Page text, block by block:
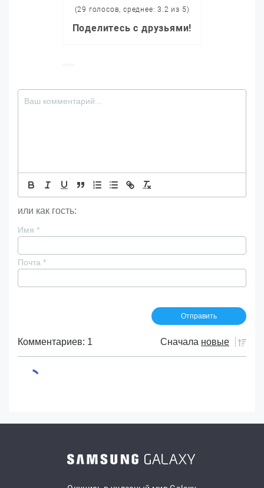
(29 голосов, среднее: 3.2 из 5)
Поделитесь с друзьями!
или как гость:
Имя *
Почта *
Комментариев: 1 Сначала новые